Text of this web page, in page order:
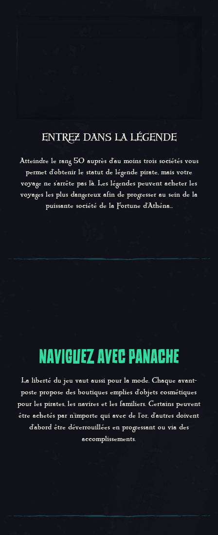
ENTREZ DANS LA LÉGENDE
Atteindre le rang 50 auprès d'au moins trois sociétés vous
permet d'obtenir le statut de légende pirate, mais votre
voyage ne s'arrête pas là. Les légendes peuvent acheter les
voyages les plus dangereux afin de progresser au sein de la
puissante société de la Fortune d'Athéna...
NAVIGUEZ AVEC PANACHE
La liberté du jeu vaut aussi pour la mode. Chaque avant-
poste propose des boutiques emplies d'objets cosmétiques
pour les pirates, les navires et les familiers. Certains peuvent
être achetés par n'importe qui avec de l'or, d'autres doivent
d'abord être déverrouillées en progressant ou via des
accomplissements.